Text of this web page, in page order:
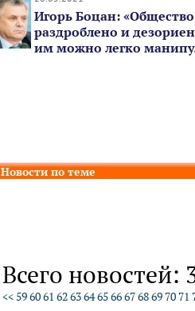
Игорь Боцан: «Общество
раздроблено и
им можно легко
Новости по теме
Всего новостей:
<< 596061 6263646566676869 70 71